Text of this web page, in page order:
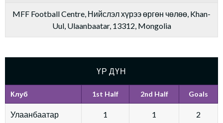
MFF Football Centre, Нийслэл хүрээ өргөн чөлөө, Khan-
Uul, Ulaanbaatar, 13312, Mongolia
ҮР ДҮН
Клуб 1st Half 2nd Half Goals
Улаанбаатар 1 1 2